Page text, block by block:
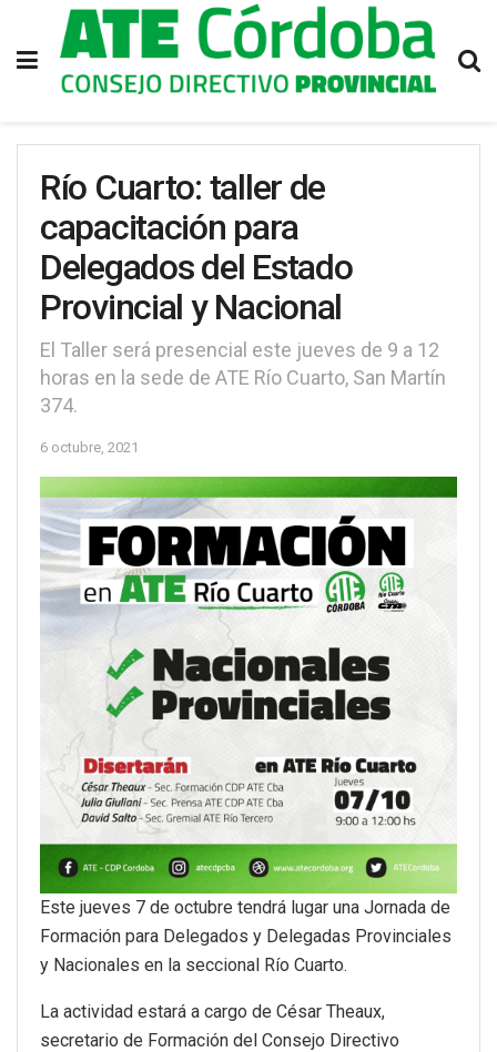
Río Cuarto: taller de
capacitación para
Delegados del Estado
Provincial y Nacional
El Taller será presencial este jueves de 9 a 12
horas en la sede de ATE Río Cuarto, San Martín
374.
6 octubre, 2021
Este jueves 7 de octubre tendrá lugar una Jornada de
Formación para Delegados y Delegadas Provinciales
y Nacionales en la seccional Río Cuarto.
La actividad estará a cargo de César Theaux,
secretario de Formación del Consejo Directivo